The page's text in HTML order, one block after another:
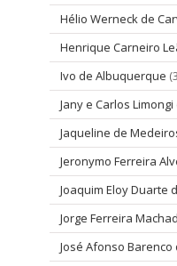
Hélio Werneck de
Henrique Carneiro
Ivo de Albuquerque
Jany e Carlos Limongi
Jaqueline de
Jeronymo Ferreira
Joaquim Eloy Duarte
Jorge Ferreira
José Afonso